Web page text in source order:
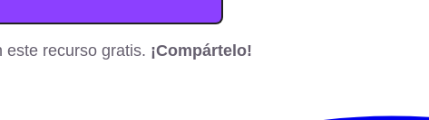
este recurso gratis. ¡Compártelo!